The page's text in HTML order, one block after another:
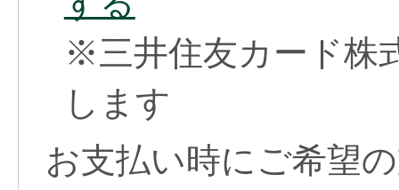
※三井住友カード株
します
お支払い時にご希望